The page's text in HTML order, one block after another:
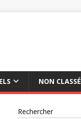
NON CLASSÉ
Rechercher